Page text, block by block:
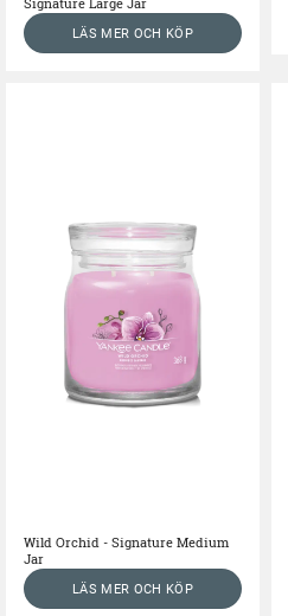
LÄS MER OCH KÖP
Wild Orchid - Signature Medium
Jar
LÄS MER OCH KÖP